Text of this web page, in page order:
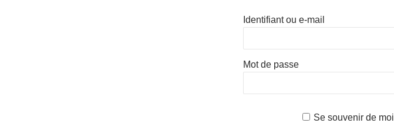
Identifiant ou e-mail
Mot de passe
Se souvenir de moi